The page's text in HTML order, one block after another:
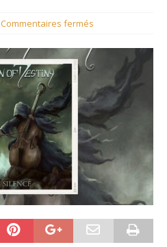
Commentaires fermés